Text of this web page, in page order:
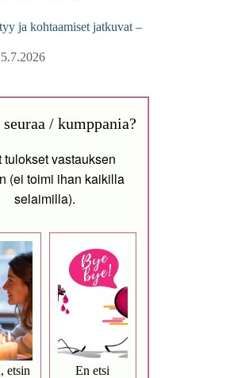
ja kohtaamiset jatkuvat –
5.7.2026
/ kumppania?
tulokset vastauksen
(ei toimi ihan kaikilla
selaimilla).
etsin
En etsi